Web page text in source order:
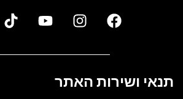
תנאי ושירות האתר